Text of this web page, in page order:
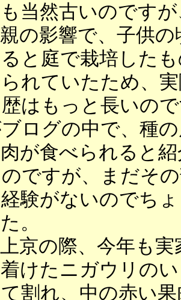
当然古いのです
の影響で、子供の
と庭で栽培した
れていたため、
はもっと長いの
ログの中で、種
が食べられると
ですが、まだそ
験がないのでち
。
京の際、今年も実
けたニガウリの
割れ、中の赤い